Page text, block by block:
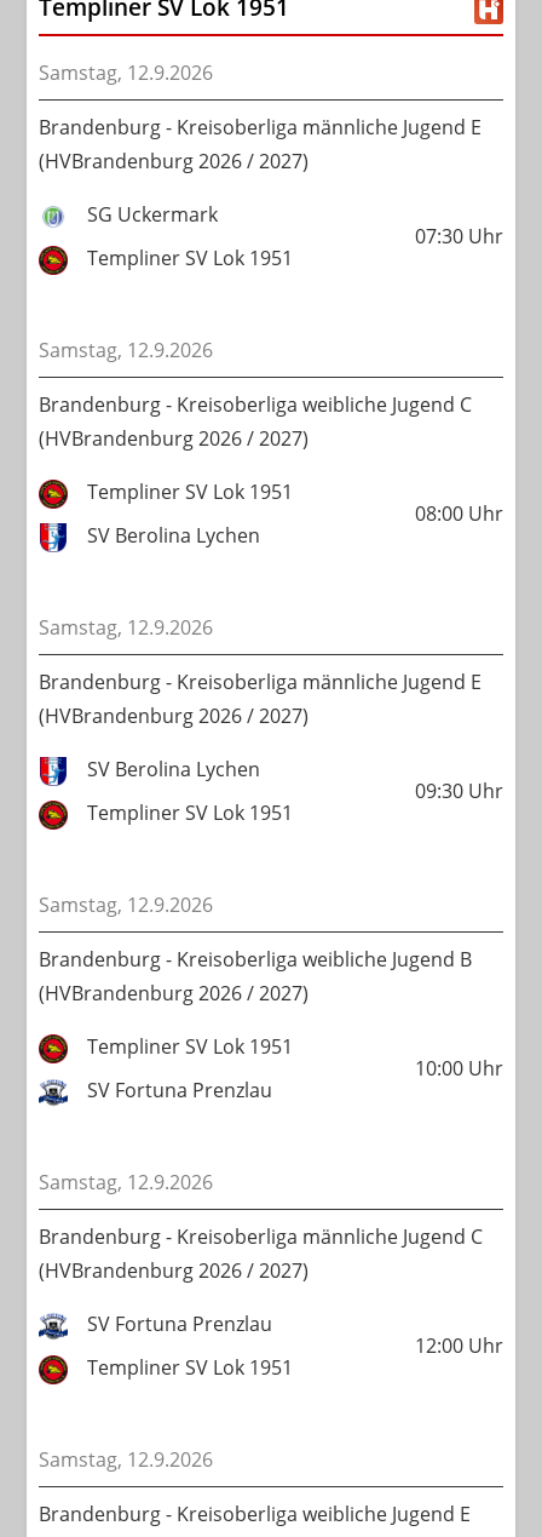
Templiner SV Lok 1951
Samstag, 12.9.2026
Brandenburg - Kreisoberliga männliche Jugend E
(HVBrandenburg 2026 / 2027)
SG Uckermark
Templiner SV Lok 1951
07:30Uhr
Samstag, 12.9.2026
Brandenburg - Kreisoberliga weibliche Jugend C
(HVBrandenburg 2026 / 2027)
Templiner SV Lok 1951
SV Berolina Lychen
08:00Uhr
Samstag, 12.9.2026
Brandenburg - Kreisoberliga männliche Jugend E
(HVBrandenburg 2026 / 2027)
SV Berolina Lychen
Templiner SV Lok 1951
09:30Uhr
Samstag, 12.9.2026
Brandenburg - Kreisoberliga weibliche Jugend B
(HVBrandenburg 2026 / 2027)
Templiner SV Lok 1951
SV Fortuna Prenzlau
10:00Uhr
Samstag, 12.9.2026
Brandenburg - Kreisoberliga männliche Jugend C
(HVBrandenburg 2026 / 2027)
SV Fortuna Prenzlau
Templiner SV Lok 1951
12:00Uhr
Samstag, 12.9.2026
Brandenburg - Kreisoberliga weibliche Jugend E